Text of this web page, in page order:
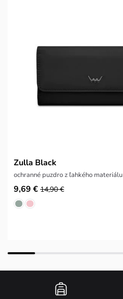
Zulla Black
ochranné puzdro z ľahkého materiálu
9,69 € 14,90 €